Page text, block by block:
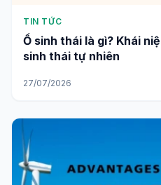
TIN TỨC
Ổ sinh thái là gì? Khái
sinh thái tự nhiên
27/07/2026